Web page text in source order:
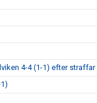
4-4 (1-1) efter straffar